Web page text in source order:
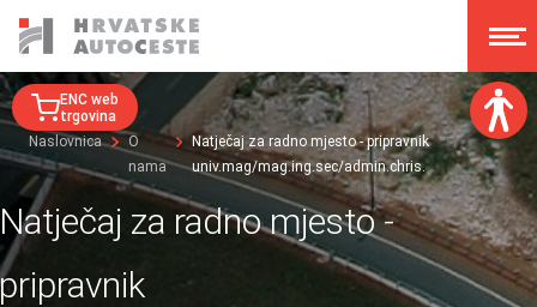
Veličina fonta:
A A A A
Disleksija:
ENC web
trgovina
Naslovnica
O
nama
Natječaj za radno mjesto - pripravnik
univ.mag/mag.ing.sec/admin.chris.
za radno mjesto -